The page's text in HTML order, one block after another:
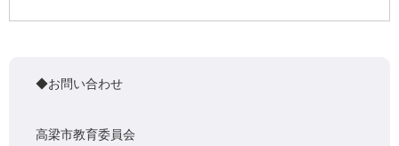
◆お問い合わせ
高梁市教育委員会